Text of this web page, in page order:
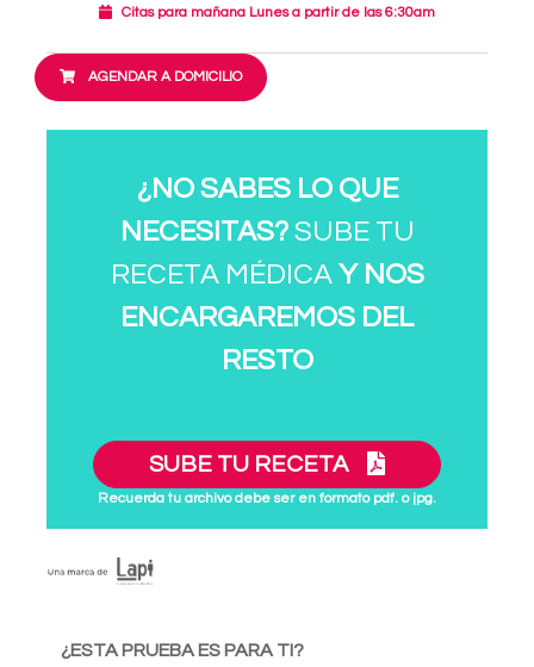
Citas para mañana Lunes a partir de las 6:30am
AGENDAR A DOMICILIO
¿NO SABES LO QUE
NECESITAS?SUBE TU
RECETA MÉDICA Y NOS
ENCARGAREMOS DEL
RESTO
SUBE TU RECETA
Recuerda tu archivo debe ser en formato pdf. o jpg.
¿ESTA PRUEBA ES PARA TI?